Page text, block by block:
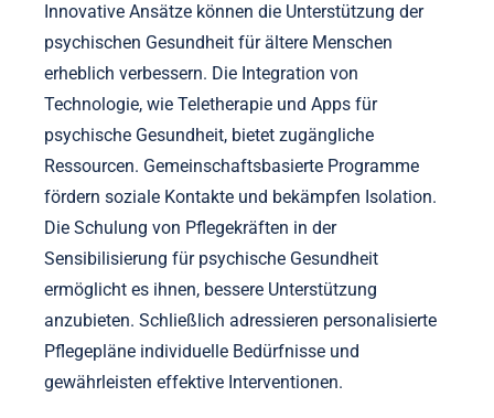
Innovative Ansätze können die Unterstützung der
psychischen Gesundheit für ältere Menschen
erheblich verbessern. Die Integration von
Technologie, wie Teletherapie und Apps für
psychische Gesundheit, bietet zugängliche
Ressourcen. Gemeinschaftsbasierte Programme
fördern soziale Kontakte und bekämpfen Isolation.
Die Schulung von Pflegekräften in der
Sensibilisierung für psychische Gesundheit
ermöglicht es ihnen, bessere Unterstützung
anzubieten. Schließlich adressieren personalisierte
Pflegepläne individuelle Bedürfnisse und
gewährleisten effektive Interventionen.